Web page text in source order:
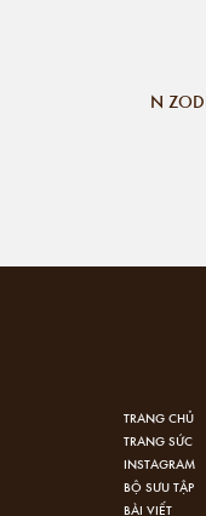
N
TRANG CHỦ
TRANG SỨC
INSTAGRAM
BỘ SƯU TẬP
BÀI VIẾT